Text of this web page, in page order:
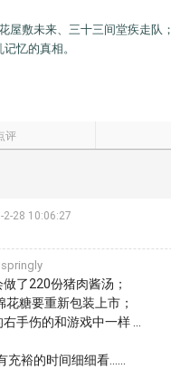
屋敷未来、三十三间堂疾走队；
忆的真相。
评
2-28 10:06:27
了220份猪肉酱汤；
糖要重新包装上市；
手伤的和游戏中一样 ...
充裕的时间细细看……